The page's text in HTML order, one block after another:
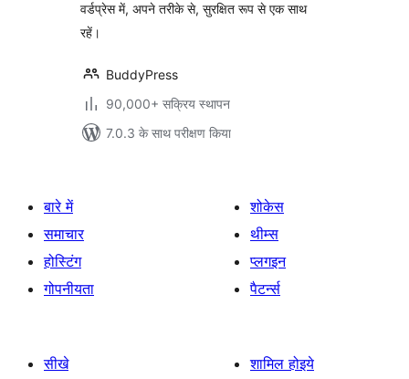
वर्डप्रेस में, अपने तरीके से, सुरक्षित रूप से एक साथ
रहें।
BuddyPress
90,000+ सक्रिय स्थापन
7.0.3 के साथ परीक्षण किया
बारे में
समाचार
होस्टिंग
गोपनीयता
शोकेस
थीम्स
प्लगइन
पैटर्न्स
सीखे
शामिल होइये